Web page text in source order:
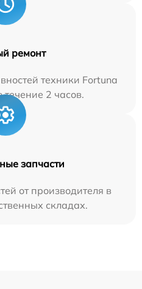
ремонт
техники Fortuna
2 часов.
запчасти
от производителя в
складах.